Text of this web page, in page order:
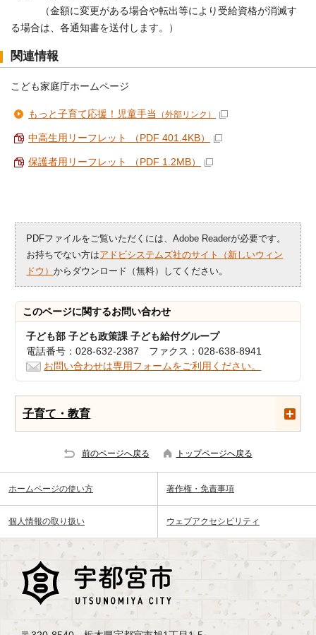
（金額に変更がある場合や転出等により受給資格が消滅す
る場合は、各通知書を送付します。）
関連情報
こども家庭庁ホームページ
もっと子育て応援！児童手当 （外部リンク）
中高生用リーフレット （PDF 401.4KB）
保護者用リーフレット （PDF 1.2MB）
PDFファイルをご覧いただくには、Adobe Readerが必要です。
お持ちでない方はアドビシステムズ社のサイト（新しいウィン
ドウ）からダウンロード（無料）してください。
このページに関するお問い合わせ
子ども部 子ども政策課 子ども給付グループ
電話番号：028-632-2387 ファクス：028-638-8941
お問い合わせは専用フォームをご利用ください。
子育て・教育
前のページへ戻る トップページへ戻る
ホームページの使い方 著作権・免責事項
個人情報の取り扱い ウェブアクセシビリティ